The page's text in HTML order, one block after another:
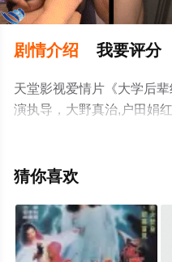
剧情介绍 我要评分
天堂影视爱情片《大学后
演执导，大野真治,户田娟
精彩演绎的日本电影，手
影、电视猫或剧情网等平台
猜你喜欢